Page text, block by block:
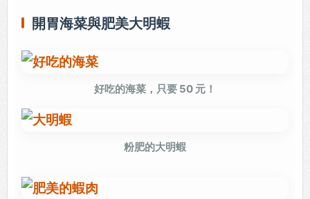
開胃海菜與肥美大明蝦
好吃的海菜，只要 50 元！
粉肥的大明蝦